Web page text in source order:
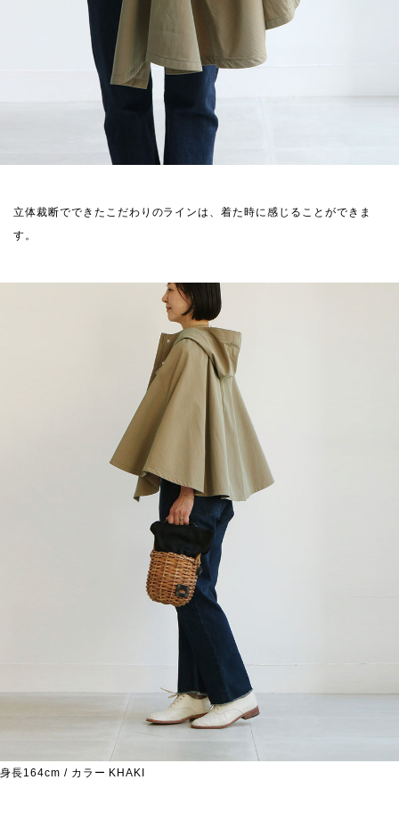
立体裁断でできたこだわりのラインは、着た時に感じることができま
す。
身長164cm / カラー KHAKI